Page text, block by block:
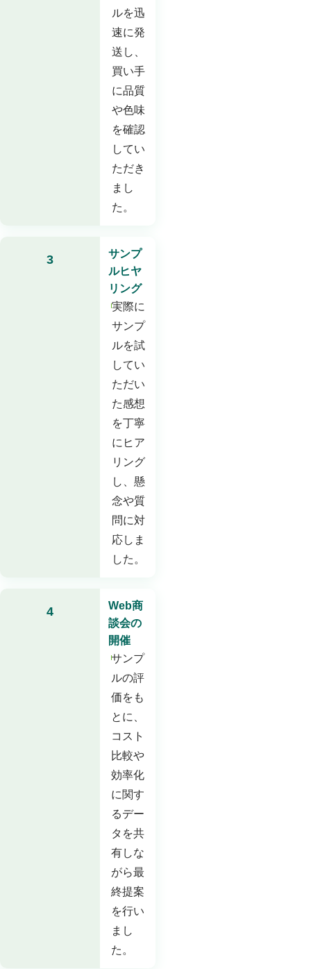
ルを迅
速に発
送し、
買い手
に品質
や色味
を確認
してい
ただき
まし
た。
3
サンプ
ルヒヤ
リング
実際に
サンプ
ルを試
してい
ただい
た感想
を丁寧
にヒア
リング
し、懸
念や質
問に対
応しま
した。
4
Web商
談会の
開催
サンプ
ルの評
価をも
とに、
コスト
比較や
効率化
に関す
るデー
タを共
有しな
がら最
終提案
を行い
まし
た。